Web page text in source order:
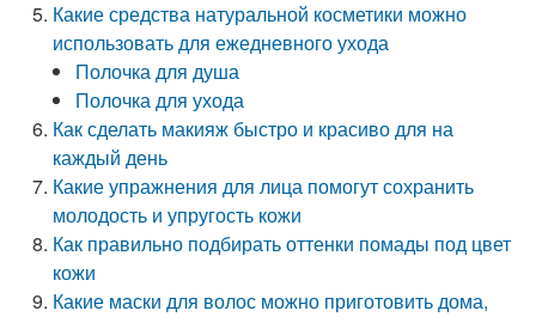
Какие средства натуральной косметики можно
использовать для ежедневного ухода
Полочка для душа
Полочка для ухода
Как сделать макияж быстро и красиво для на
каждый день
Какие упражнения для лица помогут сохранить
молодость и упругость кожи
Как правильно подбирать оттенки помады под цвет
кожи
Какие маски для волос можно приготовить дома,